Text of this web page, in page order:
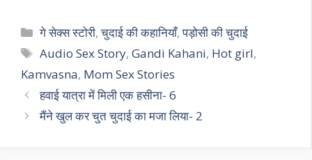
Categories
गे सेक्स स्टोरी,चुदाई की कहानियाँ,पड़ोसी की चुदाई
Tags
Audio Sex Story,Gandi Kahani, Hot girl,
Kamvasna, Mom Sex Stories
हवाई यात्रा में मिली एक हसीना- 6
मैंने खुल कर चुत चुदाई का मजा लिया- 2